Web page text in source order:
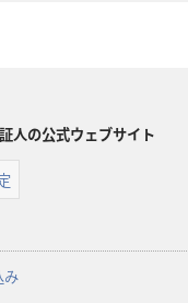
人の公式ウェブサイト
み